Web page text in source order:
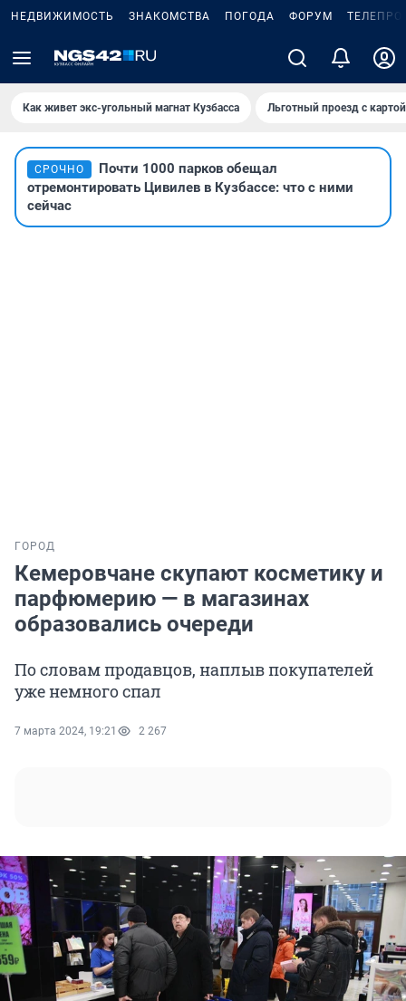
НЕДВИЖИМОСТЬ ЗНАКОМСТВА ПОГОДА ФОРУМ
Как живет экс-угольный магнат Кузбасса Льготный проезд с
СРОЧНО
Почти 1000 парков обещал
отремонтировать Цивилев в Кузбассе: что с ними
сейчас
ГОРОД
Кемеровчане скупают косметику и
парфюмерию — в магазинах
образовались очереди
По словам продавцов, наплыв покупателей
уже немного спал
7 марта 2024, 19:21 2 267